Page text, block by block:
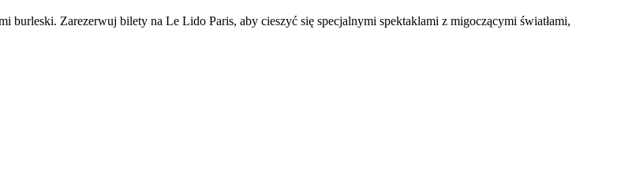
Zarezerwuj bilety na Le Lido Paris, aby cieszyć się specjalnymi spektaklami z migoczącymi światłami,